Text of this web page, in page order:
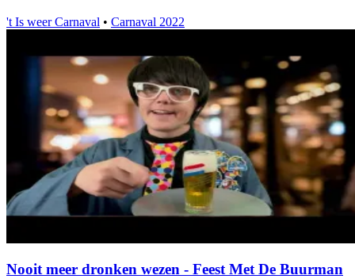
't Is weer Carnaval • Carnaval 2022
Nooit meer dronken wezen - Feest Met De Buurman